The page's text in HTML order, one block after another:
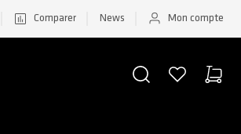
Comparer News Mon compte
CHERCHERLISTE D'ACHATS
PANIER